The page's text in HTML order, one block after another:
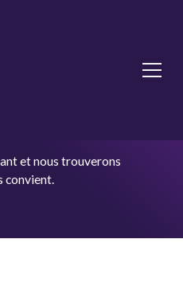
et nous trouverons
convient.